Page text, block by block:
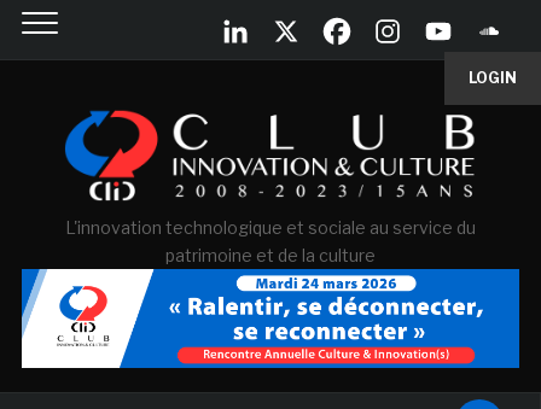
LOGIN
L'innovation technologique et sociale au service du
patrimoine et de la culture